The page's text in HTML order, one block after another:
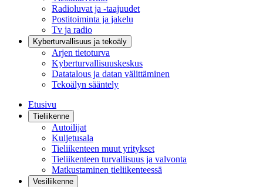
Radioluvat ja -taajuudet
Postitoiminta ja jakelu
Tv ja radio
Kyberturvallisuus ja tekoäly
Arjen tietoturva
Kyberturvallisuuskeskus
Datatalous ja datan välittäminen
Tekoälyn sääntely
Etusivu
Tieliikenne
Autoilijat
Kuljetusala
Tieliikenteen muut yritykset
Tieliikenteen turvallisuus ja valvonta
Matkustaminen tieliikenteessä
Vesiliikenne